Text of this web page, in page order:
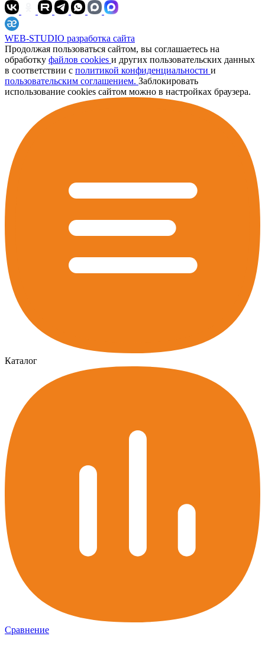
WEB-STUDIO разработка сайта
Продолжая пользоваться сайтом, вы соглашаетесь на
обработку файлов cookies и других пользовательских данных
в соответствии с политикой конфиденциальности и
пользовательским соглашением. Заблокировать
использование cookies сайтом можно в настройках браузера.
Каталог
Сравнение